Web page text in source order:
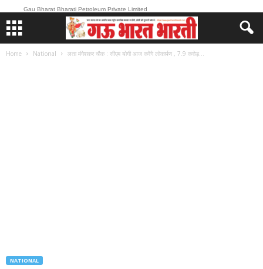
Gau Bharat Bharati Petroleum Private Limited
Home National लता मंगेशकर चौक : सीएम योगी आज करेंगे लोकार्पण , 7.9 करोड़...
NATIONAL